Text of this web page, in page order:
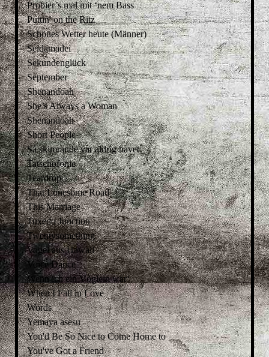
Probier’s mal mit ‘nem Bass
Puttin' on the Ritz
Schönes Wetter heute (Männer)
Seidamadei
Sekundenglück
September
Shenandoah
She’s Always a Woman
Shenandoah
Short People
Så skimrande var aldrig havet
Tatschofonie
Teardrop
That Lonesome Road
This Marriage
Tuxedo Junction
Twentysomething
Vogel aus Hawaii
Voice Dance
Wenn ich ein Vöglein wär‘
When I Fall in Love
Words
Yemaya asesu
You'd Be So Nice to Come Home to
You've Got a Friend